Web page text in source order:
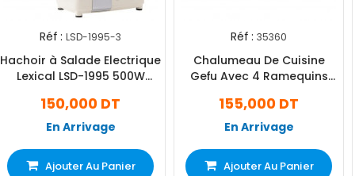
Réf : LSD-1995-3
Hachoir à Salade Electrique
Lexical LSD-1995 500W
150,000 DT
En Arrivage
Ajouter Au Panier
Réf : 35360
Chalumeau De Cuisine
Gefu Avec 4 Ramequins
155,000 DT
En Arrivage
Ajouter Au Panier